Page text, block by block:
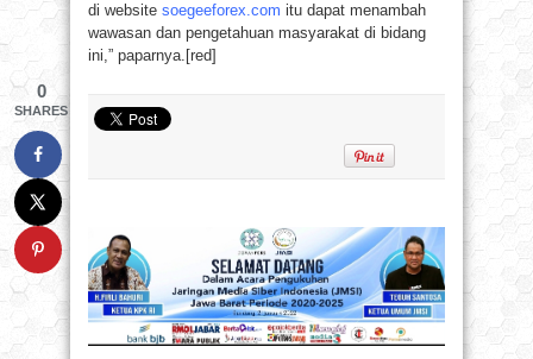
di website soegeeforex.com itu dapat menambah
wawasan dan pengetahuan masyarakat di bidang
ini,” paparnya.[red]
0
SHARES